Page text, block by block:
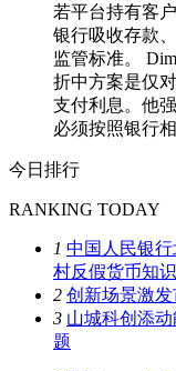
若平台持有客
银行吸收存款
监管标准。
折中方案是仅
支付利息。他
必须按照银行
今日排行
RANKING TODAY
1 中国人民银
村反假货币知
2 创新场景激
3 山城科创添
题